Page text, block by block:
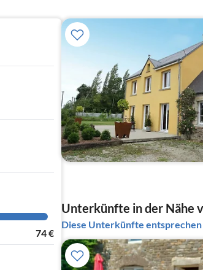
74€
Unterkünfte in der Nähe
Diese Unterkünfte